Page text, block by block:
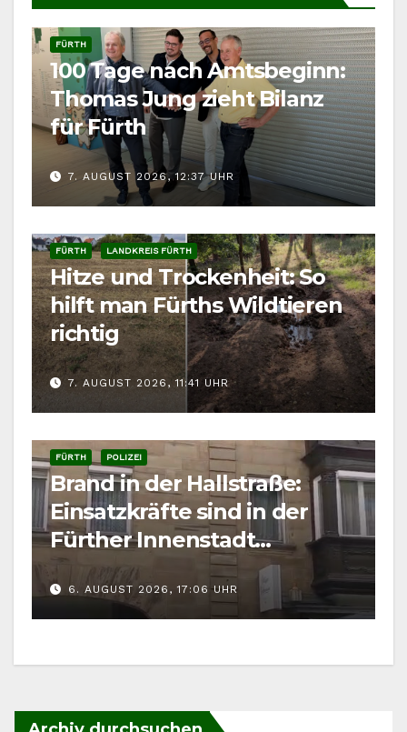
FÜRTH
100 Tage nach Amtsbeginn:
Thomas Jung zieht Bilanz
für Fürth
7. AUGUST 2026, 12:37 UHR
FÜRTH LANDKREIS FÜRTH
Hitze und Trockenheit: So
hilft man Fürths Wildtieren
richtig
7. AUGUST 2026, 11:41 UHR
FÜRTH POLIZEI
Brand in der Hallstraße:
Einsatzkräfte sind in der
Fürther Innenstadt
gefordert
6. AUGUST 2026, 17:06 UHR